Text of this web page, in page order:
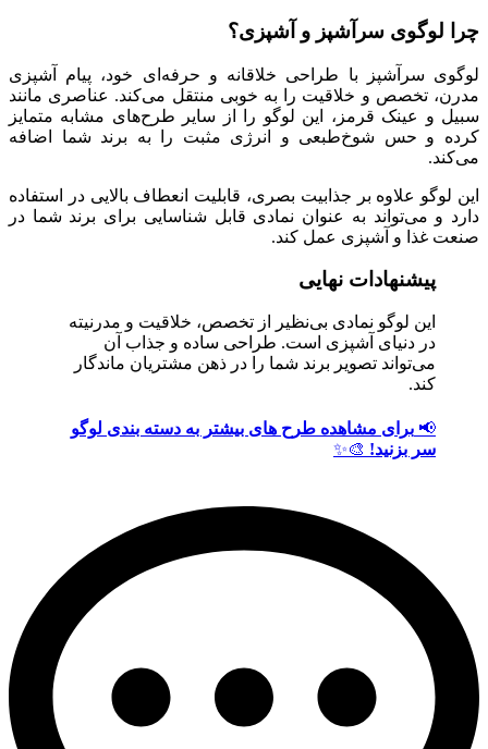
چرا لوگوی سرآشپز و آشپزی؟
لوگوی سرآشپز با طراحی خلاقانه و حرفه‌ای خود، پیام آشپزی
مدرن، تخصص و خلاقیت را به خوبی منتقل می‌کند. عناصری مانند
سبیل و عینک قرمز، این لوگو را از سایر طرح‌های مشابه متمایز
کرده و حس شوخ‌طبعی و انرژی مثبت را به برند شما اضافه
می‌کند.
این لوگو علاوه بر جذابیت بصری، قابلیت انعطاف بالایی در استفاده
دارد و می‌تواند به عنوان نمادی قابل شناسایی برای برند شما در
صنعت غذا و آشپزی عمل کند.
پیشنهادات نهایی
این لوگو نمادی بی‌نظیر از تخصص، خلاقیت و مدرنیته
در دنیای آشپزی است. طراحی ساده و جذاب آن
می‌تواند تصویر برند شما را در ذهن مشتریان ماندگار
کند.
📢 برای مشاهده طرح های بیشتر به دسته بندی لوگو
سر بزنید! 🎨✨